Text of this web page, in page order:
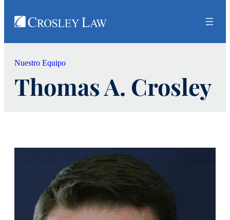
Nuestro Equipo
Thomas A. Crosley